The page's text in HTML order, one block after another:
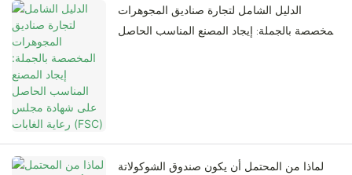
الدليل الشامل لتجارة صناديق المجوهرات
المخصصة بالجملة: إيجاد المصنع المناسب الحاصل
لماذا من المحتمل أن يكون صندوق الشوكولاتة